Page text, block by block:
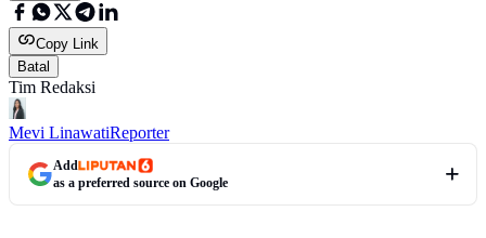
Copy Link
Batal
Tim Redaksi
Mevi LinawatiReporter
Add
as a preferred source on Google